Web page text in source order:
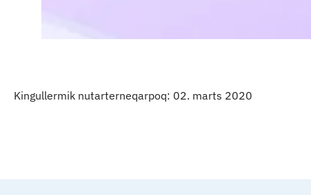
Kingullermik nutarterneqarpoq: 02. marts 2020